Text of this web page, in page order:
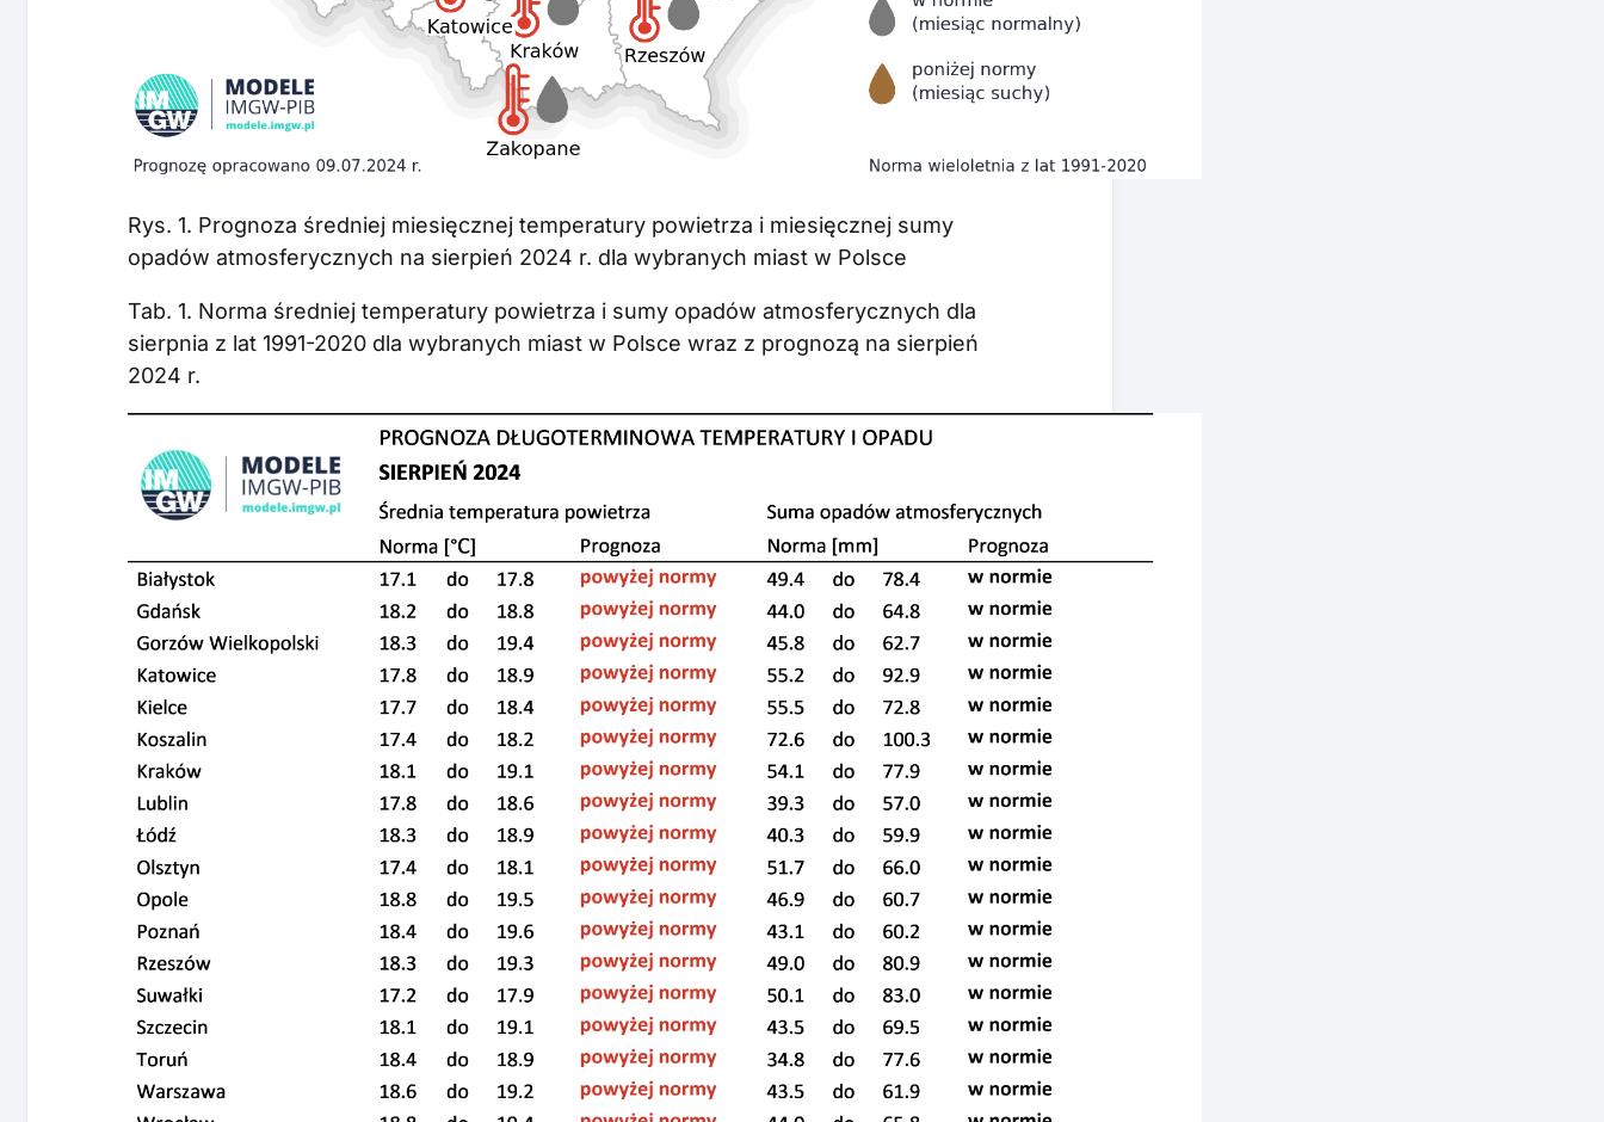
Rys. 1. Prognoza średniej miesięcznej temperatury powietrza i miesięcznej sumy
opadów atmosferycznych na sierpień 2024 r. dla wybranych miast w Polsce
Tab. 1. Norma średniej temperatury powietrza i sumy opadów atmosferycznych dla
sierpnia z lat 1991-2020 dla wybranych miast w Polsce wraz z prognozą na sierpień
2024 r.